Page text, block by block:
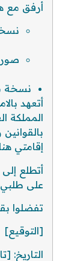
أرفق مع
نسخة
أتعهد
المملكة
بالقوانين
إقامتي
أتطلع
على
تفضلوا
[التوقيع]
التاريخ: